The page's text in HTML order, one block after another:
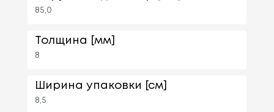
85,0
Толщина [мм]
8
Ширина упаковки [см]
8,5